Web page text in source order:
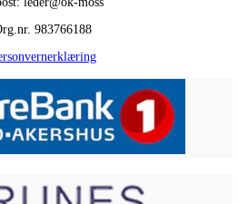
983766188